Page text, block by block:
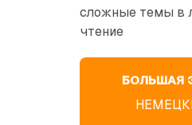
сложные темы в
чтение
БОЛЬШАЯ